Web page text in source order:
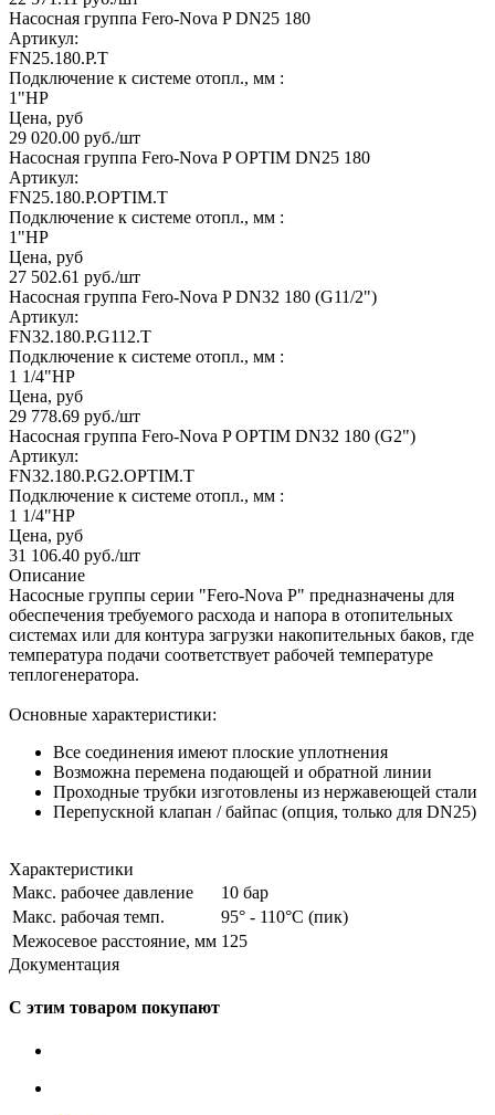
Насосная группа Fero-Nova P DN25 180
Артикул:
FN25.180.P.T
Подключение к системе отопл., мм :
1"НР
Цена, руб
29 020.00 руб./шт
Насосная группа Fero-Nova P OPTIM DN25 180
Артикул:
FN25.180.P.OPTIM.T
Подключение к системе отопл., мм :
1"НР
Цена, руб
27 502.61 руб./шт
Насосная группа Fero-Nova P DN32 180 (G11/2")
Артикул:
FN32.180.P.G112.T
Подключение к системе отопл., мм :
1 1/4"НР
Цена, руб
29 778.69 руб./шт
Насосная группа Fero-Nova P OPTIM DN32 180 (G2")
Артикул:
FN32.180.P.G2.OPTIM.T
Подключение к системе отопл., мм :
1 1/4"НР
Цена, руб
31 106.40 руб./шт
Описание
Насосные группы серии "Fero-Nova P" предназначены для
обеспечения требуемого расхода и напора в отопительных
системах или для контура загрузки накопительных баков, где
температура подачи соответствует рабочей температуре
теплогенератора.
Основные характеристики:
Все соединения имеют плоские уплотнения
Возможна перемена подающей и обратной линии
Проходные трубки изготовлены из нержавеющей стали
Перепускной клапан / байпас (опция, только для DN25)
Характеристики
Макс. рабочее давление
10 бар
Макс. рабочая темп.
95° - 110°C (пик)
Межосевое расстояние, мм 125
Документация
С этим товаром покупают